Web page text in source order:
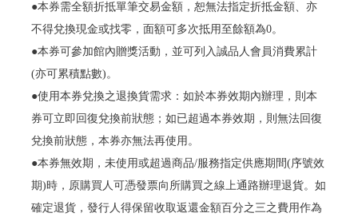
●本券需全額折抵單筆交易金額，恕無法指定折抵金額、亦
不得兌換現金或找零，面額可多次抵用至餘額為0。
●本券可參加館內贈獎活動，並可列入誠品人會員消費累計
(亦可累積點數)。
●使用本券兌換之退換貨需求：如於本券效期內辦理，則本
券可立即回復兌換前狀態；如已超過本券效期，則無法回復
兌換前狀態，本券亦無法再使用。
●本券無效期，未使用或超過商品/服務指定供應期間(序號效
期)時，原購買人可憑發票向所購買之線上通路辦理退貨。如
確定退貨，發行人得保留收取返還金額百分之三之費用作為